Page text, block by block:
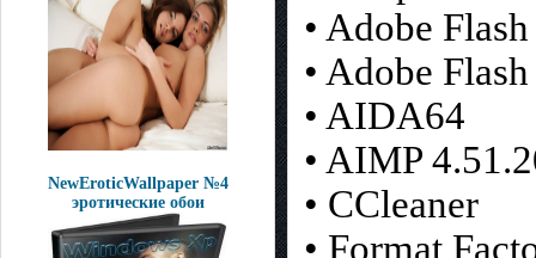
NewEroticWallpaper №4
эротические обои
• Adobe
• Adobe
• AIDA64
• AIMP
• CCleaner
• Format